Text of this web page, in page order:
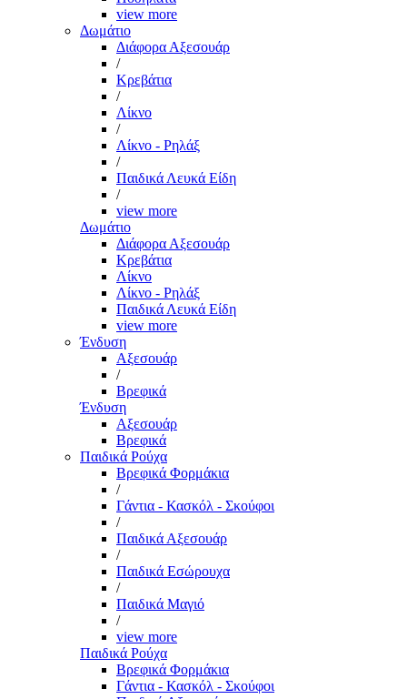
view more
Δωμάτιο
Διάφορα Αξεσουάρ
/
Κρεβάτια
/
Λίκνο
/
Λίκνο - Ρηλάξ
/
Παιδικά Λευκά Είδη
/
view more
Δωμάτιο
Διάφορα Αξεσουάρ
Κρεβάτια
Λίκνο
Λίκνο - Ρηλάξ
Παιδικά Λευκά Είδη
view more
Ένδυση
Αξεσουάρ
/
Βρεφικά
Ένδυση
Αξεσουάρ
Βρεφικά
Παιδικά Ρούχα
Βρεφικά Φορμάκια
/
Γάντια - Κασκόλ - Σκούφοι
/
Παιδικά Αξεσουάρ
/
Παιδικά Εσώρουχα
/
Παιδικά Μαγιό
/
view more
Παιδικά Ρούχα
Βρεφικά Φορμάκια
Γάντια - Κασκόλ - Σκούφοι